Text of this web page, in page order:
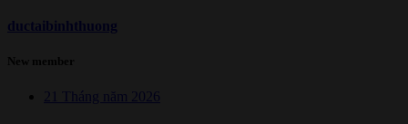
ductaibinhthuong
New member
21 Tháng năm 2026